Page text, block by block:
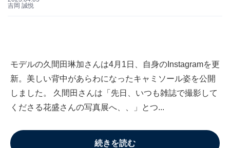
吉岡 誠悦
モデルの久間田琳加さんは4月1日、自身のInstagramを更
新。美しい背中があらわになったキャミソール姿を公開
しました。 久間田さんは「先日、いつも雑誌で撮影して
くださる花盛さんの写真展へ、、」とつ...
続きを読む